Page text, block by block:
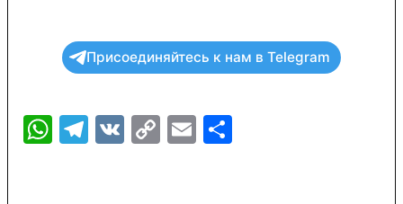
Присоединяйтесь к нам в Telegram
WhatsApp
Telegram
VKCopyEmail